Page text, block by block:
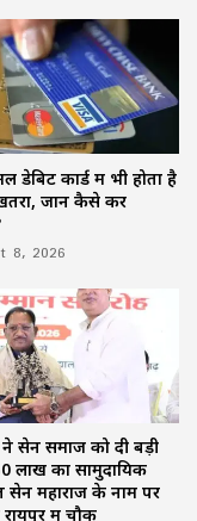
डेबिट कार्ड में भी होता है
जानें कैसे करें
8, 2026
सेन समाज को दी बड़ी
लाख का सामुदायिक
महाराज के नाम पर
रायपुर में चौक